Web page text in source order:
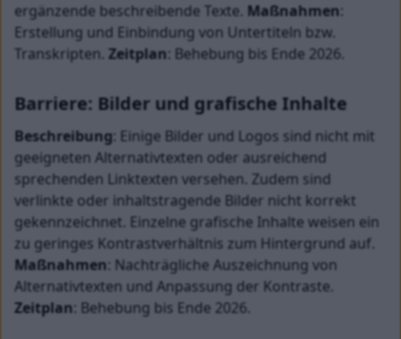
ergänzende beschreibende Texte. Maßnahmen
Erstellung und Einbindung von Untertiteln bzw.
Transkripten. Zeitplan : Behebung bis Ende 2026.
Barriere: Bilder und grafische Inhalte
Beschreibung : Einige Bilder und Logos sind nicht mit
geeigneten Alternativtexten oder ausreichend
sprechenden Linktexten versehen. Zudem sind
verlinkte oder inhaltstragende Bilder nicht korrekt
gekennzeichnet. Einzelne grafische Inhalte weisen ein
zu geringes Kontrastverhältnis zum Hintergrund auf.
Maßnahmen : Nachträgliche Auszeichnung von
Alternativtexten und Anpassung der Kontraste.
Zeitplan : Behebung bis Ende 2026.